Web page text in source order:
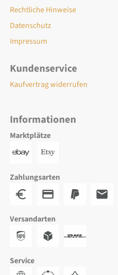
Rechtliche Hinweise
Datenschutz
Impressum
Kundenservice
Kaufvertrag widerrufen
Informationen
Marktplätze
Zahlungsarten
Versandarten
Service